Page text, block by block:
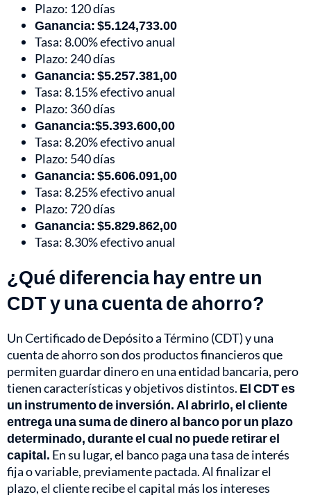
Plazo: 120 días
Ganancia: $5.124,733.00
Tasa: 8.00% efectivo anual
Plazo: 240 días
Ganancia: $5.257.381,00
Tasa: 8.15% efectivo anual
Plazo: 360 días
Ganancia:$5.393.600,00
Tasa: 8.20% efectivo anual
Plazo: 540 días
Ganancia: $5.606.091,00
Tasa: 8.25% efectivo anual
Plazo: 720 días
Ganancia: $5.829.862,00
Tasa: 8.30% efectivo anual
¿Qué diferencia hay entre un
CDT y una cuenta de ahorro?
Un Certificado de Depósito a Término (CDT) y una
cuenta de ahorro son dos productos financieros que
permiten guardar dinero en una entidad bancaria, pero
tienen características y objetivos distintos. El CDT es
un instrumento de inversión. Al abrirlo, el cliente
entrega una suma de dinero al banco por un plazo
determinado, durante el cual no puede retirar el
capital. En su lugar, el banco paga una tasa de interés
fija o variable, previamente pactada. Al finalizar el
plazo, el cliente recibe el capital más los intereses